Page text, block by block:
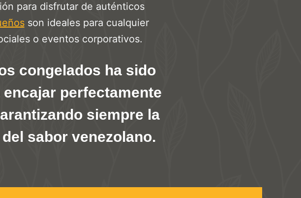
para disfrutar de auténticos
son ideales para cualquier
o eventos corporativos.
congelados ha sido
perfectamente
siempre la
sabor venezolano.